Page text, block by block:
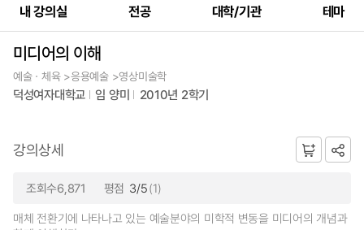
내 강의실 전공 대학/기관 테마
미디어의 이해
예술ㆍ체육 >응용예술 >영상미술학
덕성여자대학교 임 양미 2010년 2학기
강의상세
조회수6,871 평점 3/5(1)
매체 전환기에 나타나고 있는 예술분야의 미학적 변동을 미디어의 개념과